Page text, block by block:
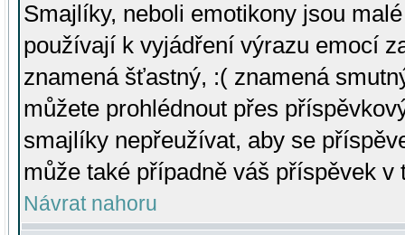
Smajlíky, neboli emotikony jsou
používají k vyjádření výrazu emocí
znamená šťastný, :( znamená
můžete prohlédnout přes
smajlíky nepřeužívat, aby se
může také případně váš příspěvek v
Návrat nahoru